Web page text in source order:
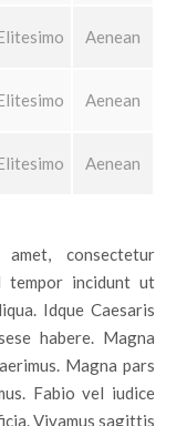
Aenean
Aenean
Aenean
consectetur
tempor incidunt ut
Idque Caesaris
habere. Magna
Magna pars
Fabio vel iudice
Vivamus sagittis